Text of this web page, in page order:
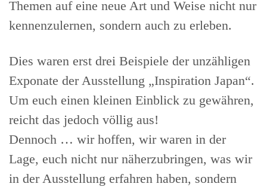
Themen auf eine neue Art und Weise nicht nur
kennenzulernen, sondern auch zu erleben.
Dies waren erst drei Beispiele der unzähligen
Exponate der Ausstellung „Inspiration Japan“.
Um euch einen kleinen Einblick zu gewähren,
reicht das jedoch völlig aus!
Dennoch … wir hoffen, wir waren in der
Lage, euch nicht nur näherzubringen, was wir
in der Ausstellung erfahren haben, sondern